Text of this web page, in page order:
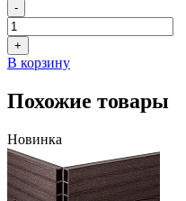
-
+
В корзину
Похожие товары
Новинка